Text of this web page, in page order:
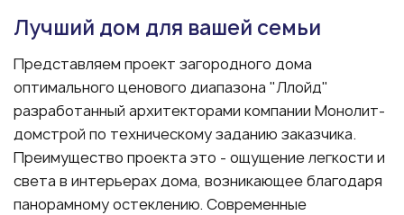
Лучший дом для вашей семьи
Представляем проект загородного дома
оптимального ценового диапазона "Ллойд"
разработанный архитекторами компании Монолит-
домстрой по техническому заданию заказчика.
Преимущество проекта это - ощущение легкости и
света в интерьерах дома, возникающее благодаря
панорамному остеклению. Современные